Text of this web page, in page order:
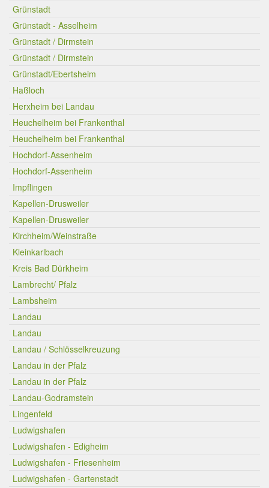
Grünstadt
Grünstadt - Asselheim
Grünstadt / Dirmstein
Grünstadt / Dirmstein
Grünstadt/Ebertsheim
Haßloch
Herxheim bei Landau
Heuchelheim bei Frankenthal
Heuchelheim bei Frankenthal
Hochdorf-Assenheim
Hochdorf-Assenheim
Impflingen
Kapellen-Drusweiler
Kapellen-Drusweiler
Kirchheim/Weinstraße
Kleinkarlbach
Kreis Bad Dürkheim
Lambrecht/ Pfalz
Lambsheim
Landau
Landau
Landau / Schlösselkreuzung
Landau in der Pfalz
Landau in der Pfalz
Landau-Godramstein
Lingenfeld
Ludwigshafen
Ludwigshafen - Edigheim
Ludwigshafen - Friesenheim
Ludwigshafen - Gartenstadt